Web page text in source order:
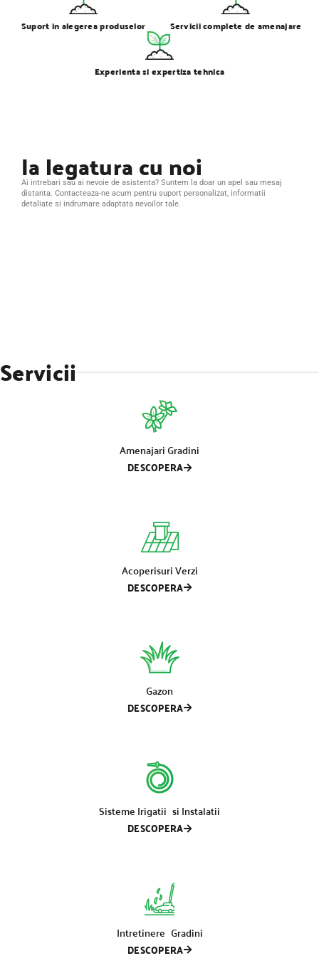
Suport in alegerea produselor Servicii complete de amenajare
Experienta si expertiza tehnica
Ia legatura cu noi
Ai intrebari sau ai nevoie de asistenta? Suntem la doar un apel sau mesaj
distanta. Contacteaza-ne acum pentru suport personalizat, informatii
detaliate si indrumare adaptata nevoilor tale.
Servicii
Amenajari Gradini
DESCOPERA
Acoperisuri Verzi
DESCOPERA
Gazon
DESCOPERA
Sisteme Irigatii si Instalatii
DESCOPERA
Intretinere Gradini
DESCOPERA